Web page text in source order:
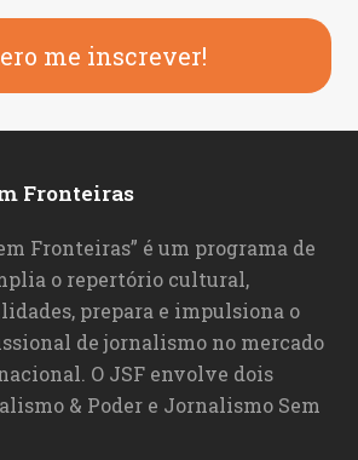
me inscrever!
Fronteiras
Fronteiras” é um programa de
o repertório cultural,
prepara e impulsiona o
de jornalismo no mercado
O JSF envolve dois
& Poder e Jornalismo Sem